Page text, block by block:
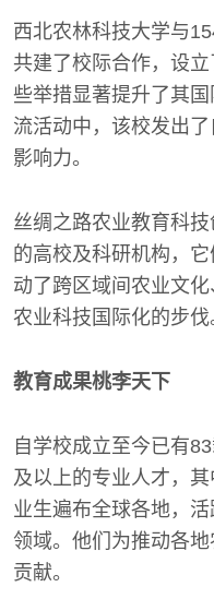
西北农林科技大学与
共建了校际合作，设
些举措显著提升了其
流活动中，该校发出
影响力。
丝绸之路农业教育科
的高校及科研机构，
动了跨区域间农业文
农业科技国际化的步伐
教育成果桃李天下
自学校成立至今已有
及以上的专业人才，
业生遍布全球各地，
领域。他们为推动各
贡献。